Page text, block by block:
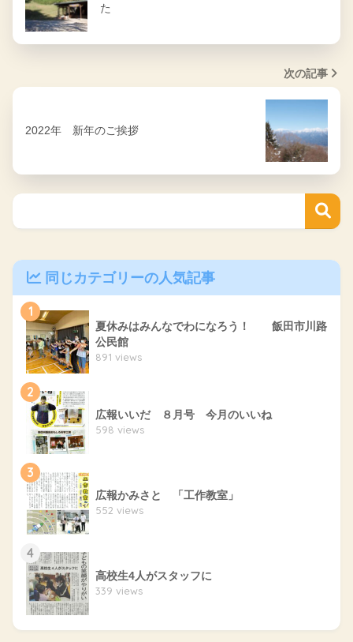
た
次の記事
2022年 新年のご挨拶
同じカテゴリーの人気記事
1
夏休みはみんなでわになろう！ 飯田市川路
公民館
891 views
2
広報いいだ ８月号 今月のいいね
598 views
3
広報かみさと 「工作教室」
552 views
4
高校生4人がスタッフに
339 views